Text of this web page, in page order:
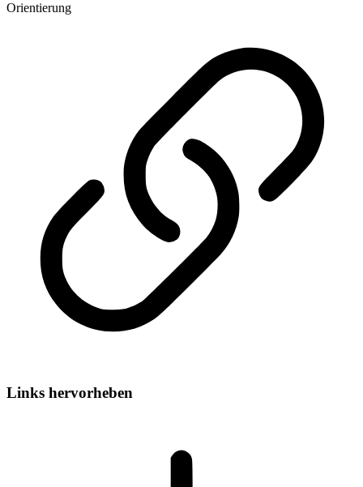
Orientierung
Links hervorheben